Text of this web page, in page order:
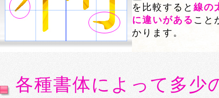
を比較すると 線の
に違いがある こと
かります。
各種書体によって多少